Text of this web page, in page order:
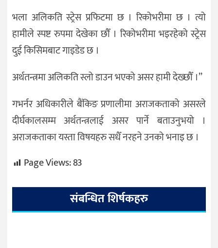
भला अलिकति स्ट्रेस प्रफिटमा छ । रिकोभरीमा छ । त्यो
हामीले स्पष्ट रुपमा देखेका छौँ । रिकोभरीमा भइरहेको स्ट्रेस
दुई किसिमबाट गाइडेड छ ।
अर्थतन्त्रमा अलिकति स्लो डाउन भएको असर हामी देख्छौँ ।’’
गभर्नर अधिकारीले बैंकिङ प्रणालीमा अराजकताको असरले
दीर्घकालसम्म अर्थतन्त्रलाई असर पार्ने बताउनुभयो ।
अराजकताका यस्ता विषयहरु सधैँ नरहने उनको भनाइ छ ।
Page Views:83
संबन्धित शिर्षकहरु